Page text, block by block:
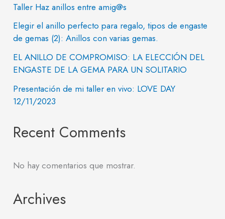
Taller Haz anillos entre amig@s
Elegir el anillo perfecto para regalo, tipos de engaste
de gemas (2): Anillos con varias gemas.
EL ANILLO DE COMPROMISO: LA ELECCIÓN DEL
ENGASTE DE LA GEMA PARA UN SOLITARIO
Presentación de mi taller en vivo: LOVE DAY
12/11/2023
Recent Comments
No hay comentarios que mostrar.
Archives